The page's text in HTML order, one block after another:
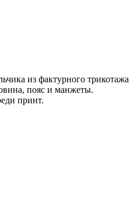
из фактурного трикотажа
пояс и манжеты.
принт.